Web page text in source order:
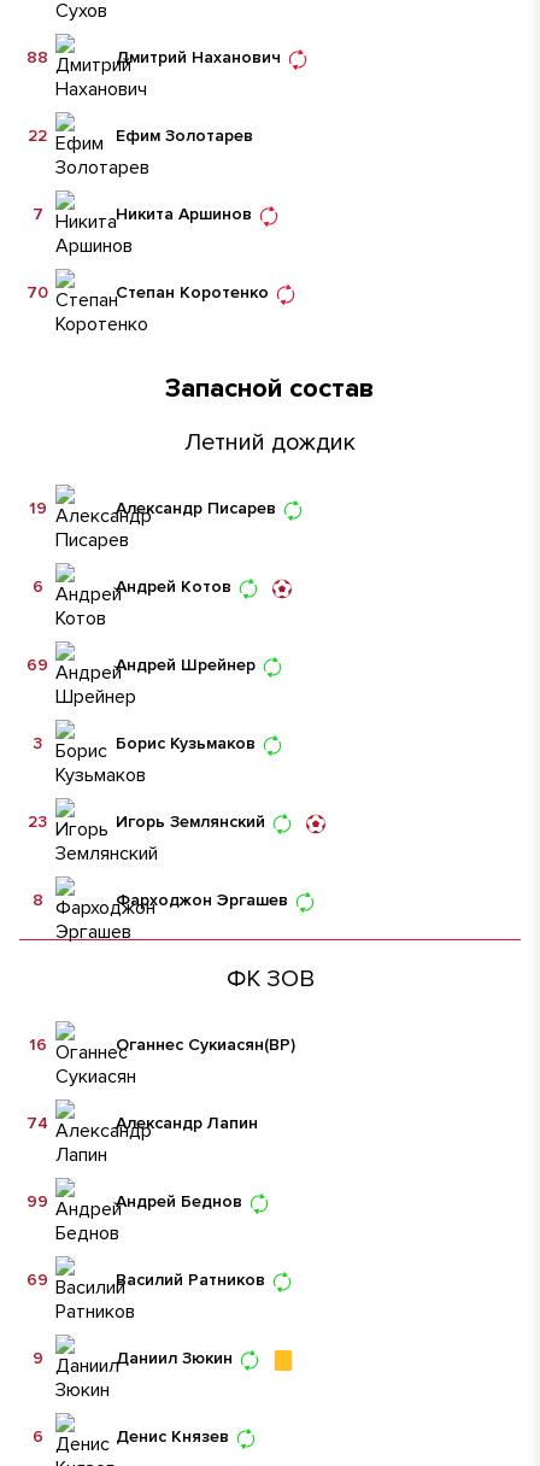
Дмитрий Наханович
88
Ефим Золотарев
22
Никита Аршинов
7
Степан Коротенко
70
Запасной состав
Летний дождик
Александр Писарев
19
Андрей Котов
6
Андрей Шрейнер
69
Борис Кузьмаков
3
Игорь Землянский
23
Фарходжон Эргашев
8
ФК ЗОВ
Оганнес Сукиасян(ВР)
16
Александр Лапин
74
Андрей Беднов
99
Василий Ратников
69
Даниил Зюкин
9
Денис Князев
6